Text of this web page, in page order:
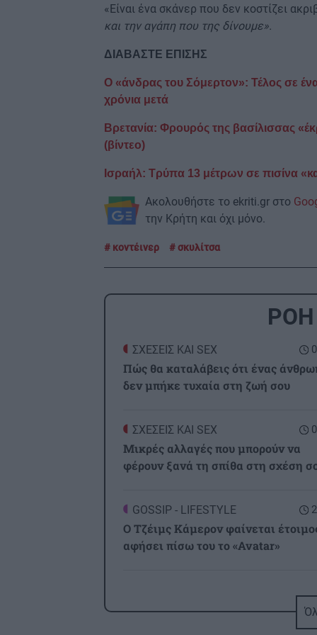
«Είναι ένα σκάνερ που δεν κοστίζει
και την αγάπη που της δίνουμε».
ΔΙΑΒΑΣΤΕ ΕΠΙΣΗΣ
Ο «άνδρας του Σόμερτον»: Τέλος σε
χρόνια μετά
Βρετανία: Φρουρός της βασίλισσας
(βίντεο)
Ισραήλ: Τρύπα 13 μέτρων σε πισίνα
Ακολουθήστε το ekriti.gr στο
την Κρήτη και όχι μόνο.
κοντέινερ σκυλίτσα
ΡΟΗ
ΣΧΕΣΕΙΣ ΚΑΙ SEX
Πώς θα καταλάβεις ότι ένας
δεν μπήκε τυχαία στη ζωή σου
ΣΧΕΣΕΙΣ ΚΑΙ SEX
Μικρές αλλαγές που μπορούν να
φέρουν ξανά τη σπίθα στη σχέση
GOSSIP - LIFESTYLE
Ο Τζέιμς Κάμερον φαίνεται
αφήσει πίσω του το «Avatar»
Έφτιαξε ηλιακό γιοτ με $20.000 και
διένυσε 3.000 ναυτικά μίλια χωρίς